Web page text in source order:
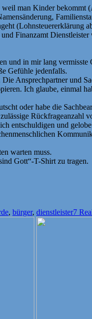
man Kinder bekommt
(Lohnsteuererklärung
Finanzamt
und in mir lang
Gefühle jedenfalls.
Ansprechpartner und
Ich glaube, einmal
oder habe die
Rückfrageanzahl
entschuldigen und
warten muss.
Gott“-T-Shirt zu tragen.
, bürger, dienstleister7